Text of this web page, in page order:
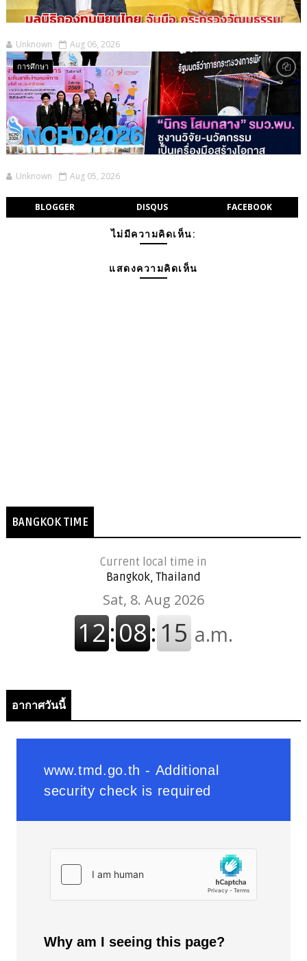
Unknown Aug 06, 2026
การศึกษา
Unknown Aug 05, 2026
BLOGGER DISQUS FACEBOOK
ไม่มีความคิดเห็น:
แสดงความคิดเห็น
BANGKOK TIME
Current local time in
Bangkok, Thailand
อากาศวันนี้